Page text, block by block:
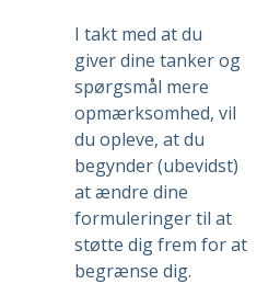
I takt med at du
giver dine tanker og
spørgsmål mere
opmærksomhed, vil
du opleve, at du
begynder (ubevidst)
at ændre dine
formuleringer til at
støtte dig frem for at
begrænse dig.